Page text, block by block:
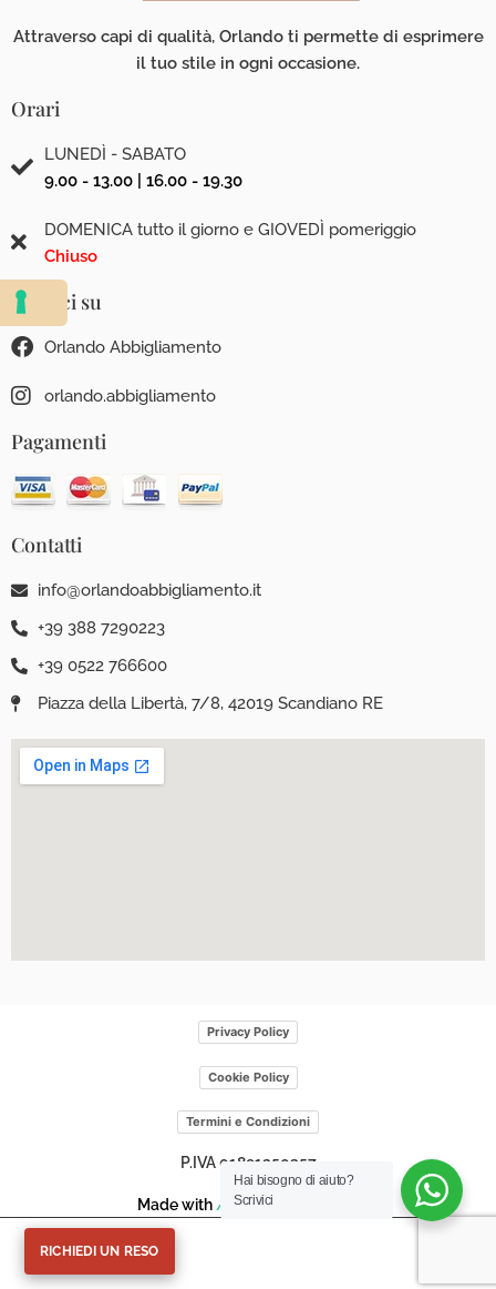
Attraverso capi di qualità, Orlando ti permette di esprimere
il tuo stile in ogni occasione.
Orari
LUNEDÌ - SABATO
9.00 - 13.00 | 16.00 - 19.30
DOMENICA tutto il giorno e GIOVEDÌ pomeriggio
Chiuso
Seguici su
Orlando Abbigliamento
orlando.abbigliamento
Pagamenti
Contatti
info@orlandoabbigliamento.it
+39 388 7290223
+39 0522 766600
Piazza della Libertà, 7/8, 42019 Scandiano RE
Privacy Policy
Cookie Policy
Termini e Condizioni
P.IVA 01891250357
Made with /> byWeb
RICHIEDI UN RESO
Hai bisogno di aiuto?
Scrivici